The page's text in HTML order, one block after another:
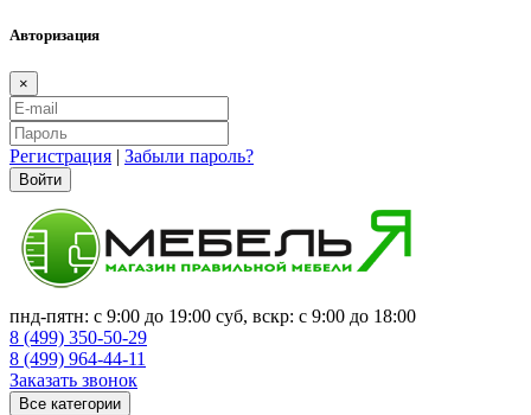
Авторизация
×
Регистрация | Забыли пароль?
Войти
пнд-пятн: с 9:00 до 19:00 суб, вскр: с 9:00 до 18:00
8 (499) 350-50-29
8 (499) 964-44-11
Заказать звонок
Все категории